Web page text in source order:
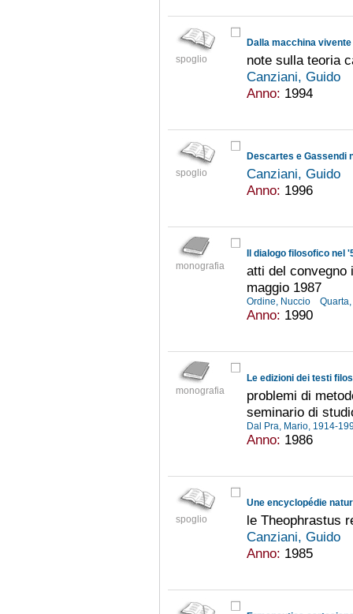
spoglio
Dalla macchina
note sulla teoria
Canziani, Guido
Anno: 1994
spoglio
Canziani, Guido
Anno: 1996
monografia
Il dialogo filosofico nel
atti del convegno
maggio 1987
Ordine, Nuccio
Anno: 1990
monografia
Le edizioni dei testi
problemi di
seminario di
Dal Pra, Mario, 1914-
Anno: 1986
spoglio
le Theophrastus
Canziani, Guido
Anno: 1985